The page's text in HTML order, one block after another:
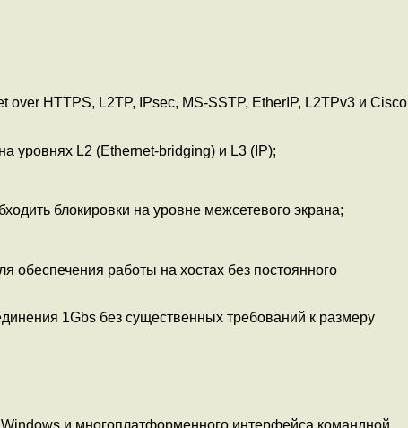
HTTPS, L2TP, IPsec, MS-SSTP, EtherIP, L2TPv3 и Cisco
уровнях L2 (Ethernet-bridging) и L3 (IP);
блокировки на уровне межсетевого экрана;
обеспечения работы на хостах без постоянного
1Gbs без существенных требований к размеру